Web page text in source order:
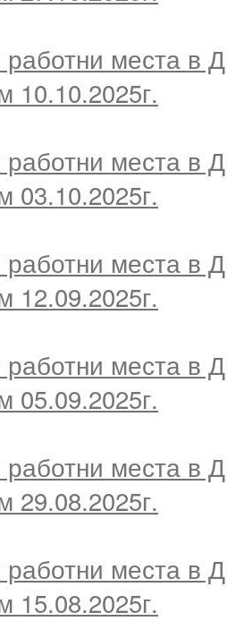
места в
10.10.2025г.
места в
03.10.2025г.
места в
12.09.2025г.
места в
05.09.2025г.
места в
29.08.2025г.
места в
15.08.2025г.